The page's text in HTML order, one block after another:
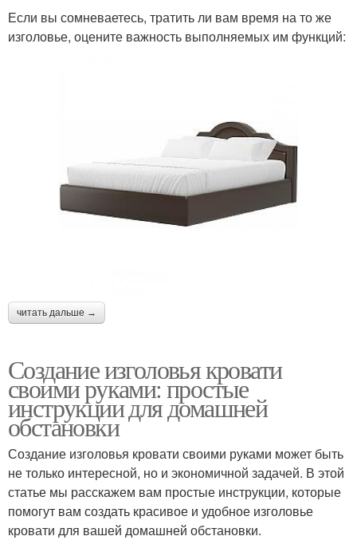
Если вы сомневаетесь, тратить ли вам время на то же
изголовье, оцените важность выполняемых им функций:
читать дальше →
Создание изголовья кровати
своими руками: простые
инструкции для домашней
обстановки
Создание изголовья кровати своими руками может быть
не только интересной, но и экономичной задачей. В этой
статье мы расскажем вам простые инструкции, которые
помогут вам создать красивое и удобное изголовье
кровати для вашей домашней обстановки.